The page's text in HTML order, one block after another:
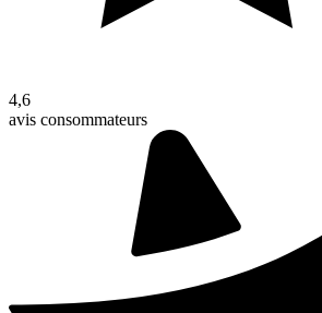
4,6
avis consommateurs